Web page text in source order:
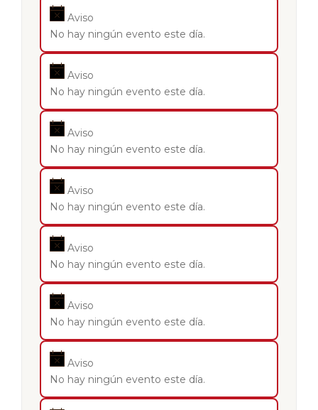
Aviso
No hay ningún evento este día.
Aviso
No hay ningún evento este día.
Aviso
No hay ningún evento este día.
Aviso
No hay ningún evento este día.
Aviso
No hay ningún evento este día.
Aviso
No hay ningún evento este día.
Aviso
No hay ningún evento este día.